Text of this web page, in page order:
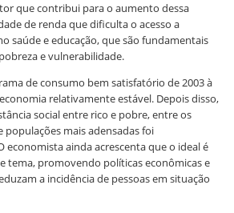
que contribui para o aumento dessa
de renda que dificulta o acesso a
saúde e educação, que são fundamentais
e vulnerabilidade.
de consumo bem satisfatório de 2003 à
relativamente estável. Depois disso,
social entre rico e pobre, entre os
mais adensadas foi
economista ainda acrescenta que o ideal é
tema, promovendo políticas econômicas e
a incidência de pessoas em situação